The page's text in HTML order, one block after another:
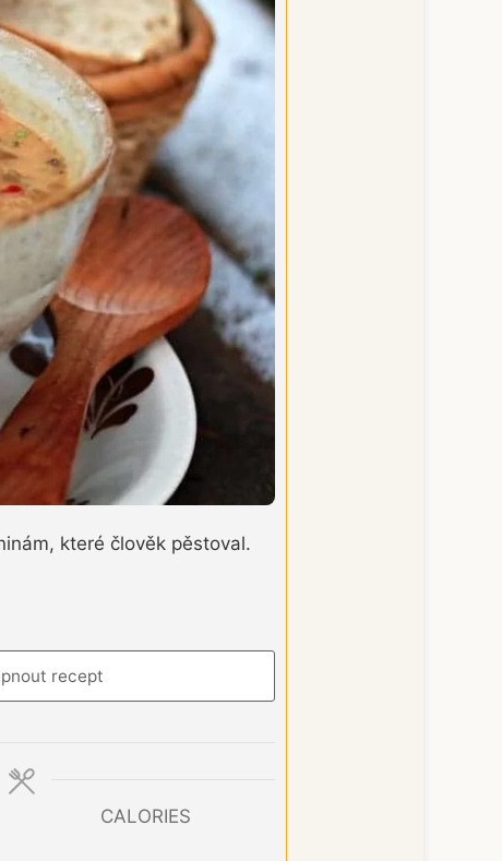
které člověk pěstoval.
recept
CALORIES